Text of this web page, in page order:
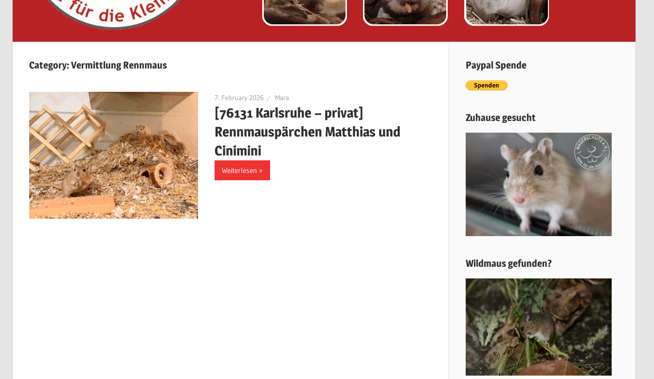
Category:Vermittlung Rennmaus
7. February 2026 Mara
[76131 Karlsruhe – privat]
Rennmauspärchen Matthias und
Cinimini
Weiterlesen
Paypal Spende
Zuhause gesucht
Wildmaus gefunden?